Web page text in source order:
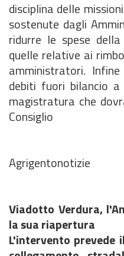
disciplina delle
sostenute dagli
ridurre le spese
quelle relative ai
amministratori.
debiti fuori bilancio
magistratura che
Consiglio
Agrigentonotizie
Viadotto Verdura,
la sua riapertura
L'intervento